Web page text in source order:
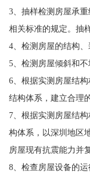
3、抽样检测房屋承
相关标准的规定。抽
4、检测房屋的结构
5、检测房屋倾斜和不
6、根据实测房屋结
结构体系，建立合理
7、根据实测房屋结
构体系，以深圳地区
房屋现有抗震能力并
8、检查房屋设备的